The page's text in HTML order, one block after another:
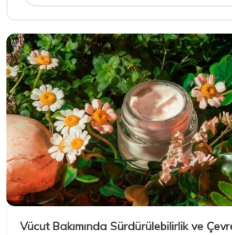
Vücut Bakımında Sürdürülebilirlik ve